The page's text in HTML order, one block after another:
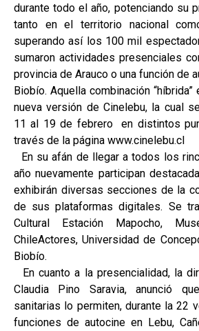
durante todo el año, potenciando su
tanto en el territorio nacional
superando así los 100 mil
sumaron actividades presenciales
provincia de Arauco o una función de
Biobío. Aquella combinación
nueva versión de Cinelebu, la cual
11 al 19 de febrero en distintos
través de la página www.cinelebu.cl
En su afán de llegar a todos los
año nuevamente participan
exhibirán diversas secciones de la
de sus plataformas digitales. Se
Cultural Estación Mapocho,
ChileActores, Universidad de
Biobío.
En cuanto a la presencialidad, la
Claudia Pino Saravia, anunció
sanitarias lo permiten, durante la 22
funciones de autocine en Lebu,